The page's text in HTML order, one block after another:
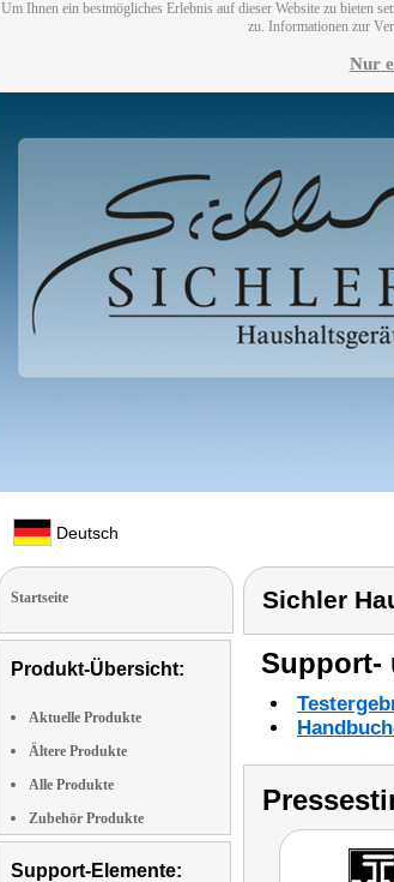
Um Ihnen ein bestmögliches Erlebnis auf dieser Website zu bieten
zu. Informationen zur
Nur
Deutsch
Startseite
Produkt-Übersicht:
Aktuelle Produkte
Ältere Produkte
Alle Produkte
Zubehör Produkte
Support-Elemente:
Sichler
Support-